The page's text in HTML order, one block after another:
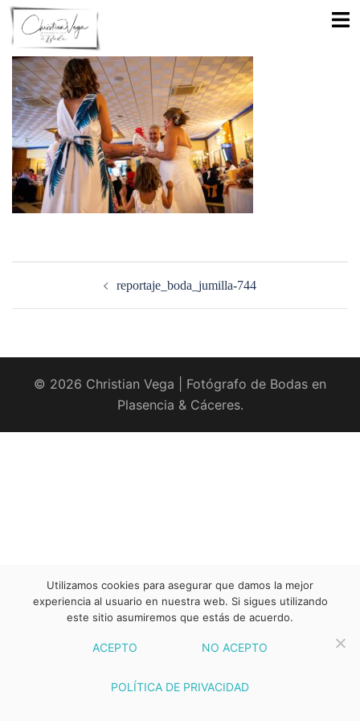
Saltar
contenido
reportaje_boda_jumilla-744
© 2026 Christian Vega | Fotógrafo de Bodas en
Plasencia & Cáceres.
Utilizamos cookies para asegurar que damos la mejor
experiencia al usuario en nuestra web. Si sigues utilizando
este sitio asumiremos que estás de acuerdo.
ACEPTO NO ACEPTO
POLÍTICA DE PRIVACIDAD